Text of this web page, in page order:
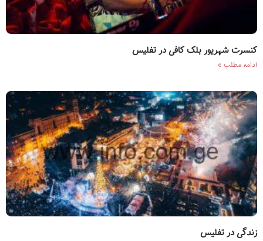
کنسرت شهریور بلک کافی در تفلیس
ادامه مطلب »
زندگی در تفلیس